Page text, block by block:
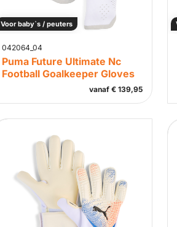
Voor baby`s / peuters
042064_04
Puma Future Ultimate Nc
Football Goalkeeper Gloves
vanaf € 139,95